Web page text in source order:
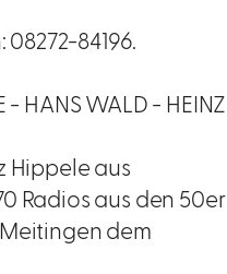
84196.
- HANS WALD - HEINZ
Hippele aus
Radios aus den 50er
dem